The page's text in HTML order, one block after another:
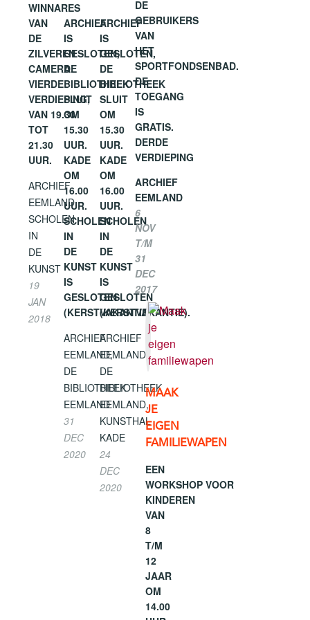
WINNARES
VAN
DE
ZILVEREN
CAMERA.
VIERDE
VERDIEPING,
VAN 19.30
TOT
21.30
UUR.
ARCHIEF
EEMLAND,
SCHOLEN
IN
DE
KUNST
19
JAN
2018
ARCHIEF
IS
GESLOTEN,
DE
BIBLIOTHEEK
SLUIT
OM
15.30
UUR.
KADE
OM
16.00
UUR.
SCHOLEN
IN
DE
KUNST
IS
GESLOTEN
(KERSTVAKANTIE)
ARCHIEF
EEMLAND,
DE
BIBLIOTHEEK
EEMLAND
31
DEC
2020
ARCHIEF
IS
GESLOTEN,
DE
BIBLIOTHEEK
SLUIT
OM
15.30
UUR.
KADE
OM
16.00
UUR.
SCHOLEN
IN
DE
KUNST
IS
GESLOTEN
(KERSTVAKANTIE).
ARCHIEF
EEMLAND,
DE
BIBLIOTHEEK
EEMLAND,
KUNSTHAL
KADE
24
DEC
2020
DE
GEBRUIKERS
VAN
HET
SPORTFONDSENBAD.
DE
TOEGANG
IS
GRATIS.
DERDE
VERDIEPING
ARCHIEF
EEMLAND
6
NOV
T/M
31
DEC
2017
MAAK
JE
EIGEN
FAMILIEWAPEN
EEN
WORKSHOP VOOR
KINDEREN
VAN
8
T/M
12
JAAR
OM
14.00